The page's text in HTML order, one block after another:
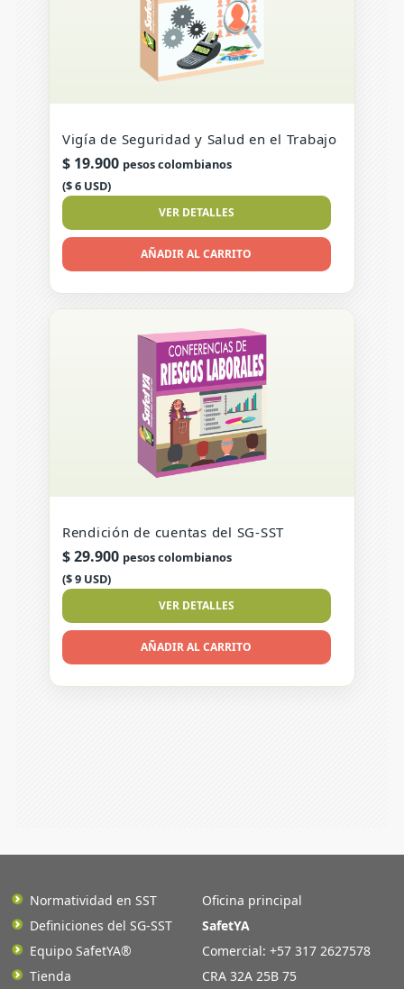
Vigía de Seguridad y Salud en el Trabajo
$19.900 pesos colombianos
($ 6 USD)
VER DETALLES
AÑADIR AL CARRITO
Rendición de cuentas del SG-SST
$29.900 pesos colombianos
($ 9 USD)
VER DETALLES
AÑADIR AL CARRITO
Normatividad en SST
Definiciones del SG-SST
Equipo SafetYA®
Tienda
Oficina principal
SafetYA
Comercial: +57 317 2627578
CRA 32A 25B 75